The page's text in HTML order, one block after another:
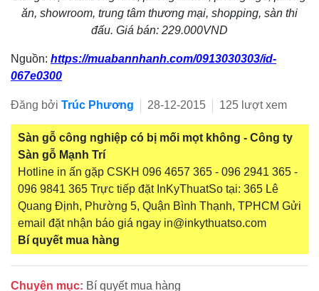
ăn, showroom, trung tâm thương mại, shopping, sàn thi
đấu. Giá bán: 229.000VND
Nguồn: https://muabannhanh.com/0913030303/id-
067e0300
Đăng bởi Trúc Phương 28-12-2015 125 lượt xem
Sàn gỗ công nghiệp có bị mối mọt không - Công ty
Sàn gỗ Mạnh Trí
Hotline in ấn gặp CSKH 096 4657 365 - 096 2941 365 -
096 9841 365 Trực tiếp đặt InKyThuatSo tại: 365 Lê
Quang Định, Phường 5, Quận Bình Thạnh, TPHCM Gửi
email đặt nhận báo giá ngay in@inkythuatso.com
Bí quyết mua hàng
Chuyên mục: Bí quyết mua hàng